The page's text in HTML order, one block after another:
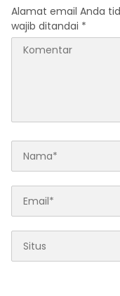
Alamat email Anda
wajib ditandai *